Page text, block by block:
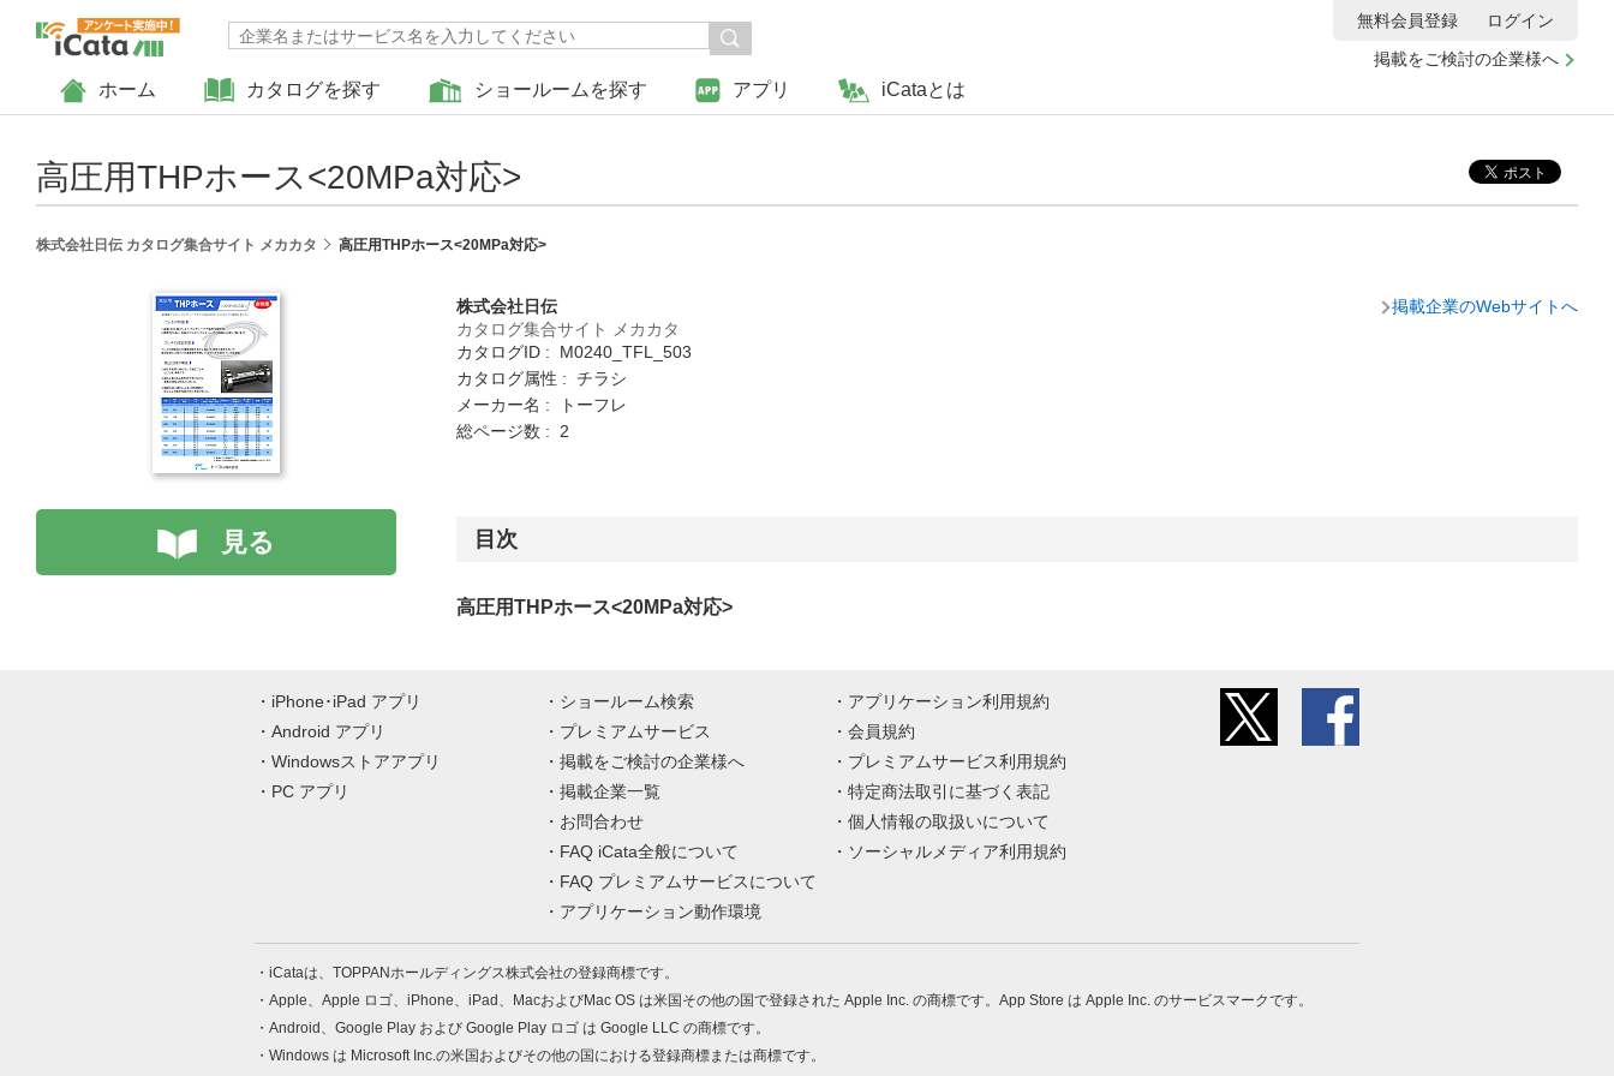
ホーム カタログを探す ショールームを探す アプリ iCataとは
掲載をご検討の企業様へ
無料会員登録 ログイン
高圧用THPホース<20MPa対応>
株式会社日伝 カタログ集合サイト メカカタ 高圧用THPホース<20MPa対応>
見る
株式会社日伝
カタログ集合サイト メカカタ
カタログID : M0240_TFL_503
カタログ属性 : チラシ
メーカー名 : トーフレ
総ページ数 : 2
掲載企業のWebサイトへ
目次
高圧用THPホース<20MPa対応>
iPhone･iPad アプリ
Android アプリ
Windowsストアアプリ
PC アプリ
ショールーム検索
プレミアムサービス
掲載をご検討の企業様へ
掲載企業一覧
お問合わせ
FAQ iCata全般について
FAQ プレミアムサービスについて
アプリケーション動作環境
アプリケーション利用規約
会員規約
プレミアムサービス利用規約
特定商法取引に基づく表記
個人情報の取扱いについて
ソーシャルメディア利用規約
iCataは、TOPPANホールディングス株式会社の登録商標です。
Apple、Apple ロゴ、iPhone、iPad、MacおよびMac OS は米国その他の国で登録された Apple Inc. の商標です。App Store は Apple Inc. のサービスマークです。
Android、Google Play および Google Play ロゴ は Google LLC の商標です。
Windows は Microsoft Inc.の米国およびその他の国における登録商標または商標です。